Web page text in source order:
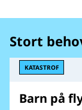
Stort
KATASTROF
Barn på